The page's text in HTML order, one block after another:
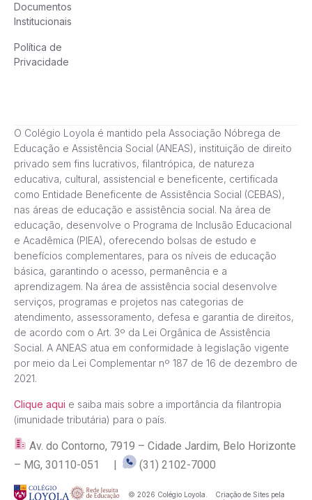
Documentos
Institucionais
Política de
Privacidade
O Colégio Loyola é mantido pela Associação Nóbrega de
Educação e Assistência Social (ANEAS), instituição de direito
privado sem fins lucrativos, filantrópica, de natureza
educativa, cultural, assistencial e beneficente, certificada
como Entidade Beneficente de Assistência Social (CEBAS),
nas áreas de educação e assistência social. Na área de
educação, desenvolve o Programa de Inclusão Educacional
e Acadêmica (PIEA), oferecendo bolsas de estudo e
benefícios complementares, para os níveis de educação
básica, garantindo o acesso, permanência e a
aprendizagem. Na área de assistência social desenvolve
serviços, programas e projetos nas categorias de
atendimento, assessoramento, defesa e garantia de direitos,
de acordo com o Art. 3º da Lei Orgânica de Assistência
Social. A ANEAS atua em conformidade à legislação vigente
por meio da Lei Complementar nº 187 de 16 de dezembro de
2021.
Clique aqui e saiba mais sobre a importância da filantropia
(imunidade tributária) para o país.
Av. do Contorno, 7919 – Cidade Jardim, Belo Horizonte
– MG, 30110-051 |
(31) 2102-7000
© 2026 Colégio Loyola.
Criação de Sites pela